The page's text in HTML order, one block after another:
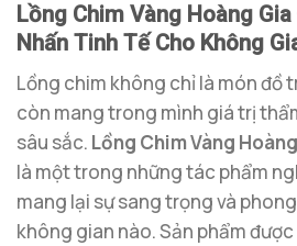
Lồng Chim Vàng Hoàng
Nhấn Tinh Tế Cho Không
Lồng chim không chỉ là món đồ
còn mang trong mình giá trị
sâu sắc. Lồng Chim Vàng
là một trong những tác phẩm
mang lại sự sang trọng và
không gian nào. Sản phẩm